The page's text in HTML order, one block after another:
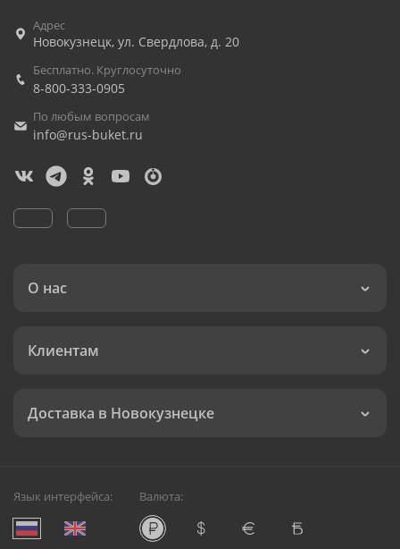
Адрес
Новокузнецк, ул. Свердлова, д. 20
Бесплатно. Круглосуточно
8-800-333-0905
По любым вопросам
info@rus-buket.ru
О нас
Клиентам
Доставка в Новокузнецке
Язык интерфейса: Валюта: